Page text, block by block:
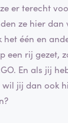
er terecht
ze hier dan
het één en
een rij gezet,
En als jij
wil jij dan ook